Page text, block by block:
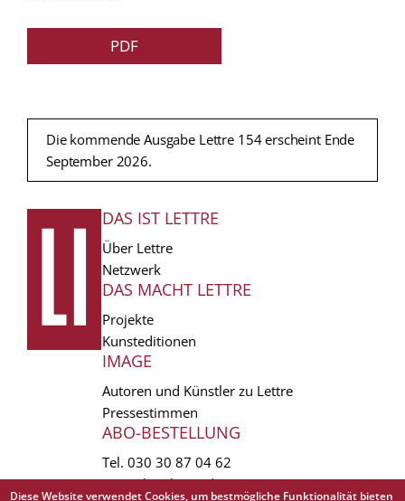
PDF
Die kommende Ausgabe Lettre 154 erscheint Ende
September 2026.
FUSSZEILE
DAS IST LETTRE
Über Lettre
Netzwerk
DAS MACHT LETTRE
Projekte
Kunsteditionen
IMAGE
Autoren und Künstler zu Lettre
Pressestimmen
ABO-BESTELLUNG
Tel. 030 30 87 04 62
vertrieb(at)lettre.de
Diese Website verwendet Cookies, um bestmögliche Funktionalität bieten